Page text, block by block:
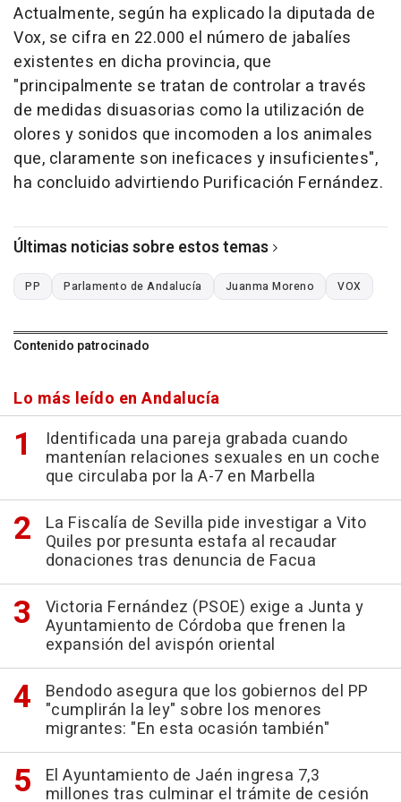
Actualmente, según ha explicado la diputada de
Vox, se cifra en 22.000 el número de jabalíes
existentes en dicha provincia, que
"principalmente se tratan de controlar a través
de medidas disuasorias como la utilización de
olores y sonidos que incomoden a los animales
que, claramente son ineficaces y insuficientes",
ha concluido advirtiendo Purificación Fernández.
Últimas noticias sobre estos temas
PP Parlamento de Andalucía Juanma Moreno VOX
Contenido patrocinado
Lo más leído en Andalucía
Identificada una pareja grabada cuando
mantenían relaciones sexuales en un coche
que circulaba por la A-7 en Marbella
La Fiscalía de Sevilla pide investigar a Vito
Quiles por presunta estafa al recaudar
donaciones tras denuncia de Facua
Victoria Fernández (PSOE) exige a Junta y
Ayuntamiento de Córdoba que frenen la
expansión del avispón oriental
Bendodo asegura que los gobiernos del PP
"cumplirán la ley" sobre los menores
migrantes: "En esta ocasión también"
El Ayuntamiento de Jaén ingresa 7,3
millones tras culminar el trámite de cesión